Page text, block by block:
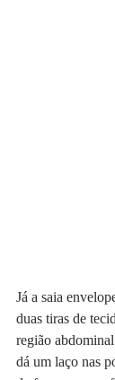
Já a saia
duas tiras de
região
dá um laço nas